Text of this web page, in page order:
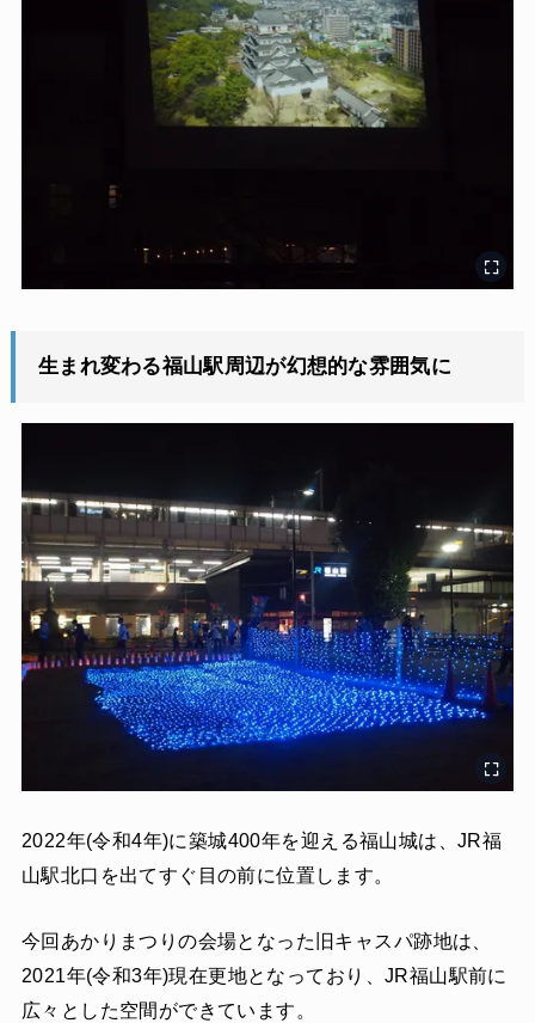
生まれ変わる福山駅周辺が幻想的な雰囲気に
2022年(令和4年)に築城400年を迎える福山城は、JR福
山駅北口を出てすぐ目の前に位置します。
今回あかりまつりの会場となった旧キャスパ跡地は、
2021年(令和3年)現在更地となっており、JR福山駅前に
広々とした空間ができています。